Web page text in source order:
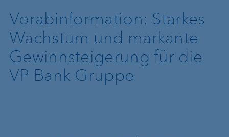
Vorabinformation: Starkes
Wachstum und markante
Gewinnsteigerung für die
VP Bank Gruppe